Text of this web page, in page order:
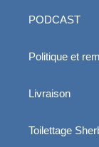
PODCAST
Politique et
Livraison
Toilettage